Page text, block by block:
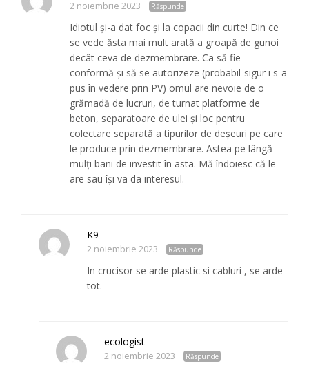
2 noiembrie 2023 Răspunde
Idiotul și-a dat foc și la copacii din curte! Din ce
se vede ăsta mai mult arată a groapă de gunoi
decât ceva de dezmembrare. Ca să fie
conformă și să se autorizeze (probabil-sigur i s-a
pus în vedere prin PV) omul are nevoie de o
grămadă de lucruri, de turnat platforme de
beton, separatoare de ulei și loc pentru
colectare separată a tipurilor de deșeuri pe care
le produce prin dezmembrare. Astea pe lângă
mulți bani de investit în asta. Mă îndoiesc că le
are sau își va da interesul.
K9
2 noiembrie 2023 Răspunde
In crucisor se arde plastic si cabluri , se arde
tot.
ecologist
2 noiembrie 2023 Răspunde